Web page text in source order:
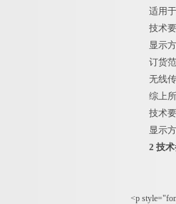
适用于高
技术要
显示方
订货范
无线传
综上所述
技术要
显示方
2 技
<p